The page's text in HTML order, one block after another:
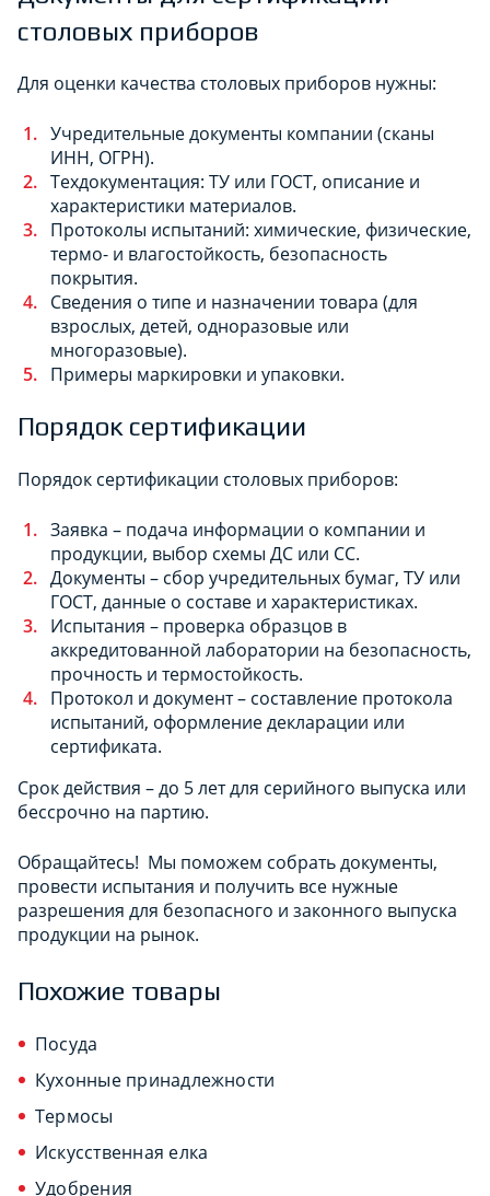
столовых приборов
Для оценки качества столовых приборов нужны:
Учредительные документы компании (сканы
ИНН, ОГРН).
Техдокументация: ТУ или ГОСТ, описание и
характеристики материалов.
Протоколы испытаний: химические, физические,
термо- и влагостойкость, безопасность
покрытия.
Сведения о типе и назначении товара (для
взрослых, детей, одноразовые или
многоразовые).
Примеры маркировки и упаковки.
Порядок сертификации
Порядок сертификации столовых приборов:
Заявка – подача информации о компании и
продукции, выбор схемы ДС или СС.
Документы – сбор учредительных бумаг, ТУ или
ГОСТ, данные о составе и характеристиках.
Испытания – проверка образцов в
аккредитованной лаборатории на безопасность,
прочность и термостойкость.
Протокол и документ – составление протокола
испытаний, оформление декларации или
сертификата.
Срок действия – до 5 лет для серийного выпуска или
бессрочно на партию.
Обращайтесь! Мы поможем собрать документы,
провести испытания и получить все нужные
разрешения для безопасного и законного выпуска
продукции на рынок.
Похожие товары
Посуда
Кухонные принадлежности
Термосы
Искусственная елка
Удобрения